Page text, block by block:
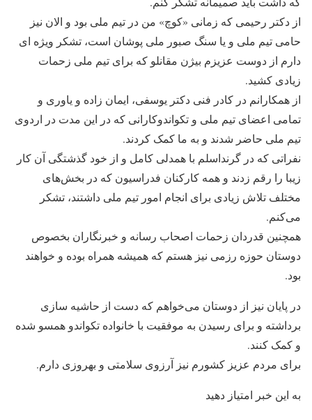
از دکتر رحیمی که زمانی «کوچ» من در تیم ملی بود و الان نیز
حامی تیم ملی و یا سنگ صبور ملی پوشان است، تشکر ویژه ای
دارم از دوست عزیزم بیژن مقانلو که برای تیم ملی زحمات
زیادی کشید.
از همکارانم در کادر فنی دکتر یوسفی، ایمان زاده و یاوری و
تمامی اعضای تیم ملی و تکواندوکارانی که در این مدت در اردوی
تیم ملی حاضر شدند و به ما کمک کردند.
نفراتی که در گرنداسلم با همدلی کامل و از خود گذشتگی آن کار
زیبا را رقم زدند و همه کارکنان فدراسیون که در بخش‌های
مختلف تلاش زیادی برای انجام امور تیم ملی داشتند، تشکر
می‌کنم.
همچنین قدردان زحمات اصحاب رسانه و خبرنگاران بخصوص
دوستان حوزه رزمی نیز هستم که همیشه همراه بوده و خواهند
بود.
در پایان نیز از دوستان می‌خواهم که دست از حاشیه سازی
برداشته و برای رسیدن به موفقیت با خانواده تکواندو همسو شده
و کمک کنند.
برای مردم عزیز کشورم نیز آرزوی سلامتی و بهروزی دارم.
به این خبر امتیاز دهید